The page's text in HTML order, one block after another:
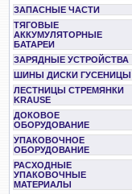
ЗАПАСНЫЕ ЧАСТИ
ТЯГОВЫЕ
АККУМУЛЯТОРНЫЕ
БАТАРЕИ
ЗАРЯДНЫЕ УСТРОЙСТВА
ШИНЫ ДИСКИ ГУСЕНИЦЫ
ЛЕСТНИЦЫ СТРЕМЯНКИ
KRAUSE
ДОКОВОЕ
ОБОРУДОВАНИЕ
УПАКОВОЧНОЕ
ОБОРУДОВАНИЕ
РАСХОДНЫЕ
УПАКОВОЧНЫЕ
МАТЕРИАЛЫ